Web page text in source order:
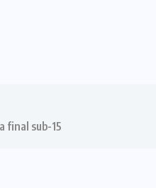
final sub-15